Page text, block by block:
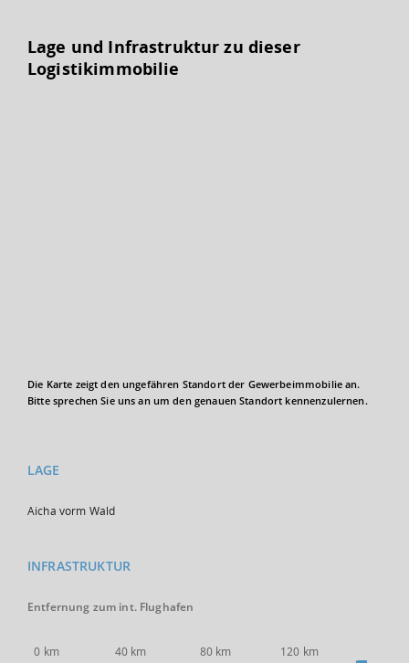
Lage und Infrastruktur zu dieser
Logistikimmobilie
Die Karte zeigt den ungefähren Standort der Gewerbeimmobilie an.
Bitte sprechen Sie uns an um den genauen Standort kennenzulernen.
LAGE
Aicha vorm Wald
INFRASTRUKTUR
Entfernung zum int. Flughafen
0 km 40 km 80 km 120 km